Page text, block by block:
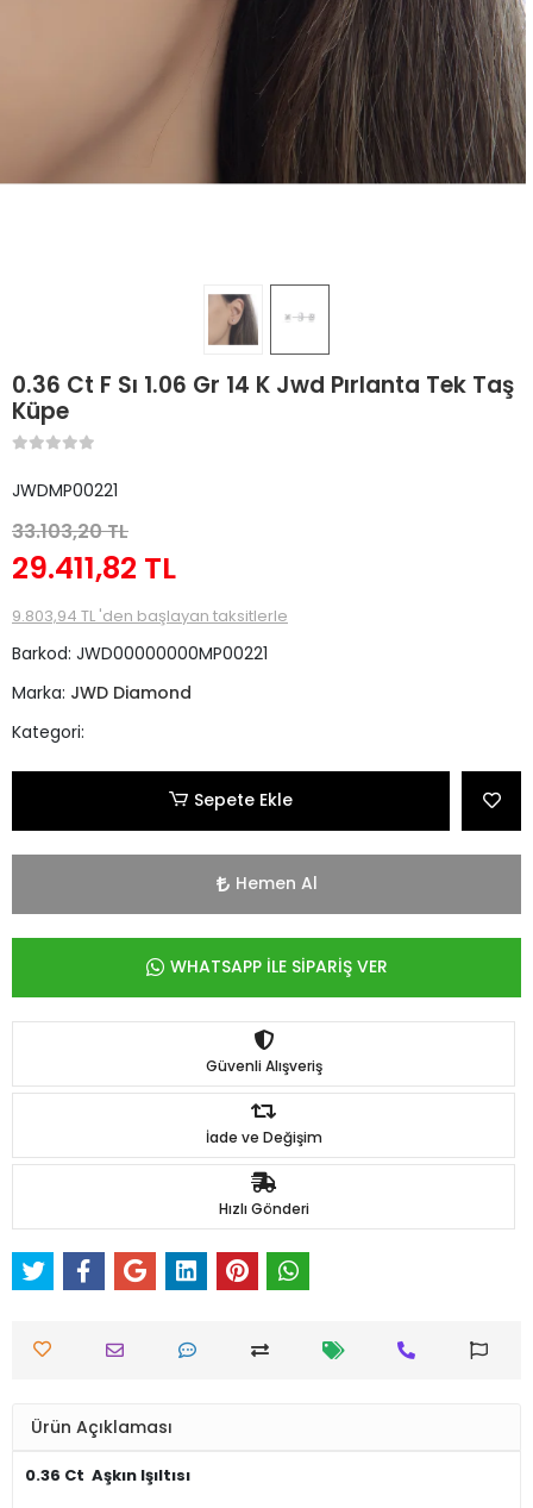
0.36 Ct F Sı 1.06 Gr 14 K Jwd Pırlanta Tek Taş
Küpe
JWDMP00221
33.103,20 TL
29.411,82 TL
9.803,94 TL 'den başlayan taksitlerle
Barkod: JWD00000000MP00221
Marka: JWD Diamond
Kategori:
Sepete Ekle
Hemen Al
WHATSAPP İLE SİPARİŞ VER
Güvenli Alışveriş
İade ve Değişim
Hızlı Gönderi
Ürün Açıklaması
0.36 Ct Aşkın Işıltısı